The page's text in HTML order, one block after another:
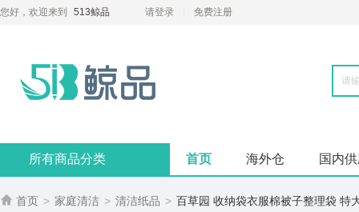
您好，欢迎来到 513鲸品 请登录 免费注册
所有商品分类 首页 海外仓 国内
 首页 > 家庭清洁 > 清洁纸品 > 百草园 收纳袋衣服棉被子整理袋 特